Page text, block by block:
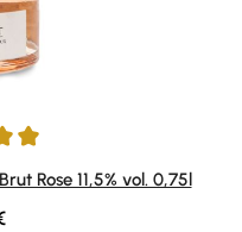
5 von 5 Sternen
Rose 11,5% vol. 0,75l
Preis: